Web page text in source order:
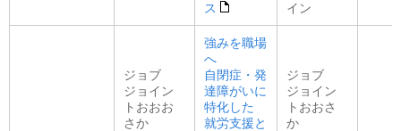
ス
イン
ジョブ
ジョイン
トおおお
さか
強みを職場
へ
自閉症・発
達障がいに
特化した
就労支援と
ジョブ
ジョイン
トおおさ
か